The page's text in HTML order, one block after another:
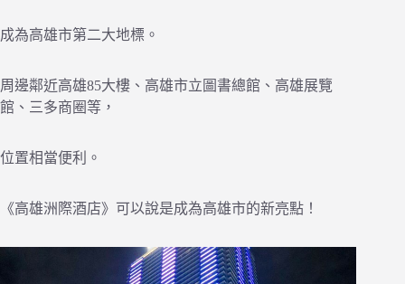
成為高雄市第二大地標。
周邊鄰近高雄85大樓、高雄市立圖書總館、高雄展覽
館、三多商圈等，
位置相當便利。
《高雄洲際酒店》可以說是成為高雄市的新亮點！